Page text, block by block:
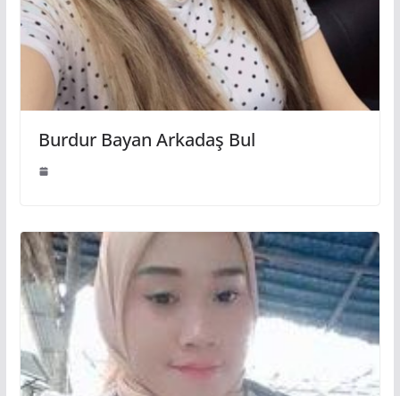
Burdur Bayan Arkadaş Bul